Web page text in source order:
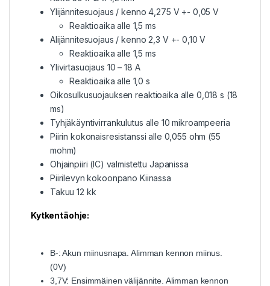
Ylijännitesuojaus / kenno 4,275 V +- 0,05 V
Reaktioaika alle 1,5 ms
Alijännitesuojaus / kenno 2,3 V +- 0,10 V
Reaktioaika alle 1,5 ms
Ylivirtasuojaus 10 – 18 A
Reaktioaika alle 1,0 s
Oikosulkusuojauksen reaktioaika alle 0,018 s (18
ms)
Tyhjäkäyntivirrankulutus alle 10 mikroampeeria
Piirin kokonaisresistanssi alle 0,055 ohm (55
mohm)
Ohjainpiiri (IC) valmistettu Japanissa
Piirilevyn kokoonpano Kiinassa
Takuu 12 kk
Kytkentäohje:
B-: Akun miinusnapa. Alimman kennon miinus.
(0V)
3,7V: Ensimmäinen välijännite. Alimman kennon